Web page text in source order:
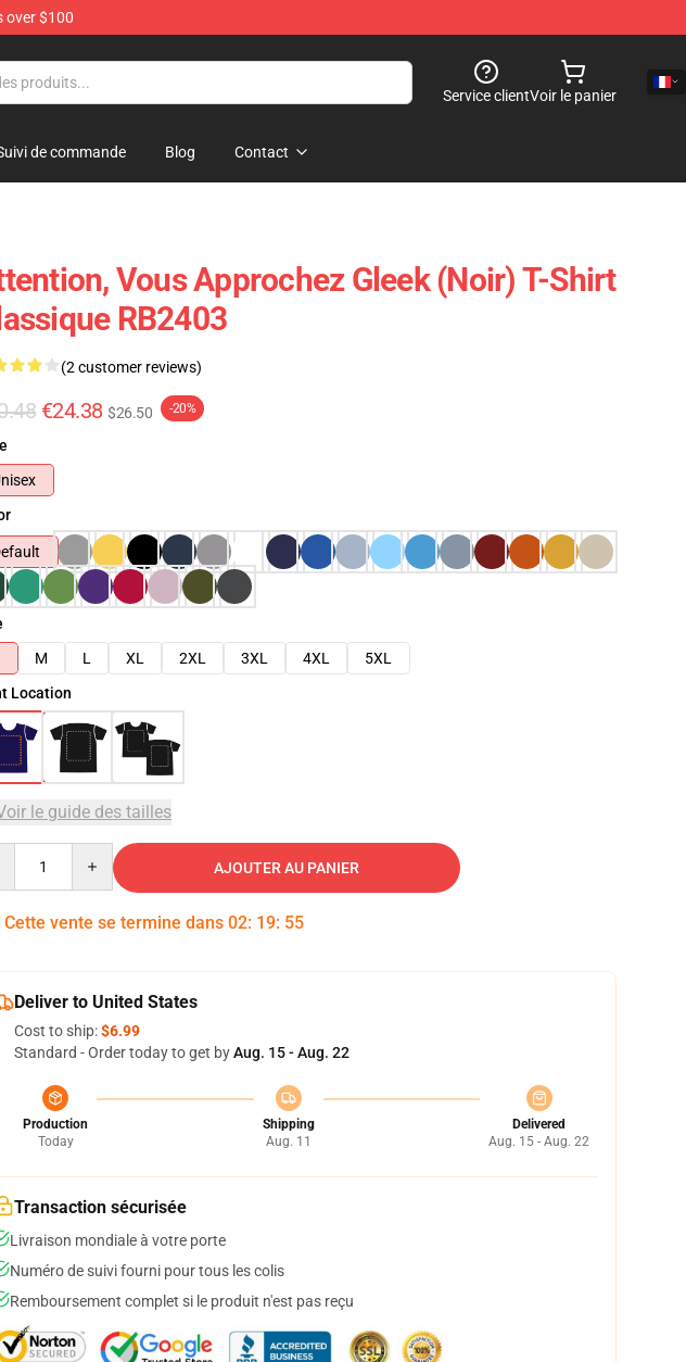
over $100
Service clientVoir le panier
de commande Blog Contact
Vous Approchez Gleek (Noir) T-Shirt
RB2403
(2 customer reviews)
€24.38 $26.50 -20%
M L XL 2XL 3XL 4XL
5XL
Location
le guide des tailles
AJOUTER AU PANIER
Cette vente se termine dans 02: 19: 54
Deliver to United States
Cost to ship:$6.99
Standard - Order today to get byAug. 15 - Aug. 22
Production
Today
Shipping
Aug. 11
Delivered
Aug. 15 - Aug. 22
Transaction sécurisée
Livraison mondiale à votre porte
Numéro de suivi fourni pour tous les colis
Remboursement complet si le produit n'est pas reçu